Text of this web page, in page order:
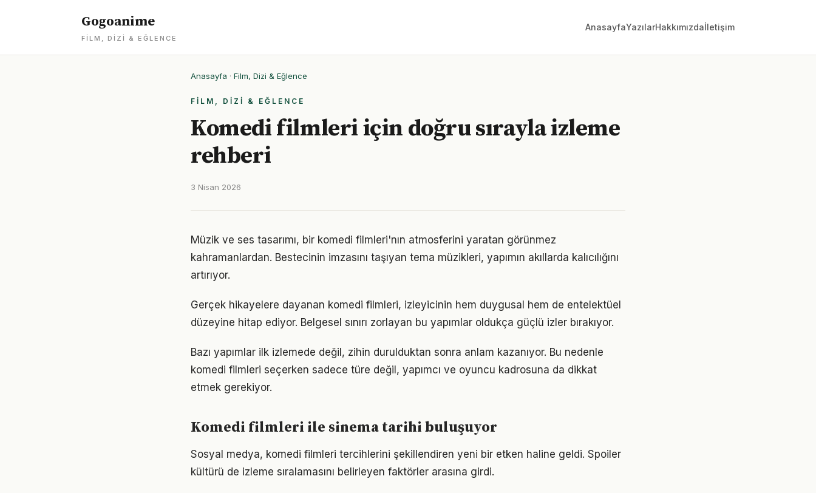
Gogoanime
FILM, DIZI & EĞLENCE
AnasayfaYazılarHakkımızdaİletişim
Anasayfa · Film, Dizi & Eğlence
FILM, DIZI & EĞLENCE
Komedi filmleri için doğru sırayla izleme
rehberi
3 Nisan 2026
Müzik ve ses tasarımı, bir komedi filmleri'nın atmosferini yaratan görünmez
kahramanlardan. Bestecinin imzasını taşıyan tema müzikleri, yapımın akıllarda kalıcılığını
artırıyor.
Gerçek hikayelere dayanan komedi filmleri, izleyicinin hem duygusal hem de entelektüel
düzeyine hitap ediyor. Belgesel sınırı zorlayan bu yapımlar oldukça güçlü izler bırakıyor.
Bazı yapımlar ilk izlemede değil, zihin durulduktan sonra anlam kazanıyor. Bu nedenle
komedi filmleri seçerken sadece türe değil, yapımcı ve oyuncu kadrosuna da dikkat
etmek gerekiyor.
Komedi filmleri ile sinema tarihi buluşuyor
Sosyal medya, komedi filmleri tercihlerini şekillendiren yeni bir etken haline geldi. Spoiler
kültürü de izleme sıralamasını belirleyen faktörler arasına girdi.